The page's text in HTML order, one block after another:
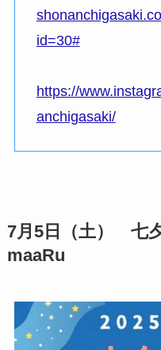
id=30#
https://
anchigasaki/
7月5日（土） 七
maaRu